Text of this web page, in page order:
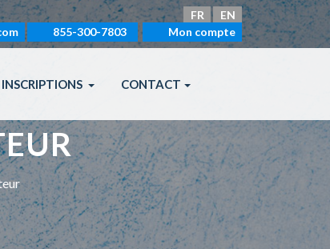
FR
EN
855-300-7803 Mon compte
INSCRIPTIONS CONTACT